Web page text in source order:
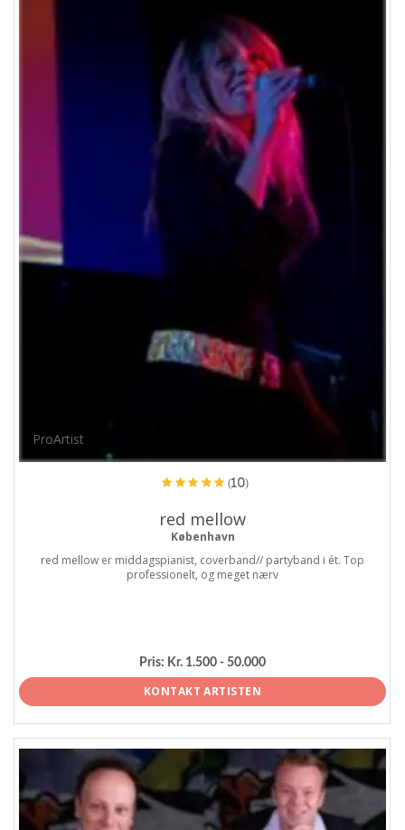
ProArtist
(10)
red mellow
København
red mellow er middagspianist, coverband// partyband i ét. Top
professionelt, og meget nærv
Pris: Kr. 1.500 - 50.000
KONTAKT ARTISTEN